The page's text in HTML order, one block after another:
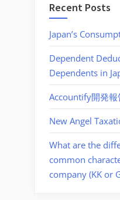
Recent Posts
Japan’s
Dependent
Dependents in
Accountify開発報
New Angel
What are the
common
company (KK or